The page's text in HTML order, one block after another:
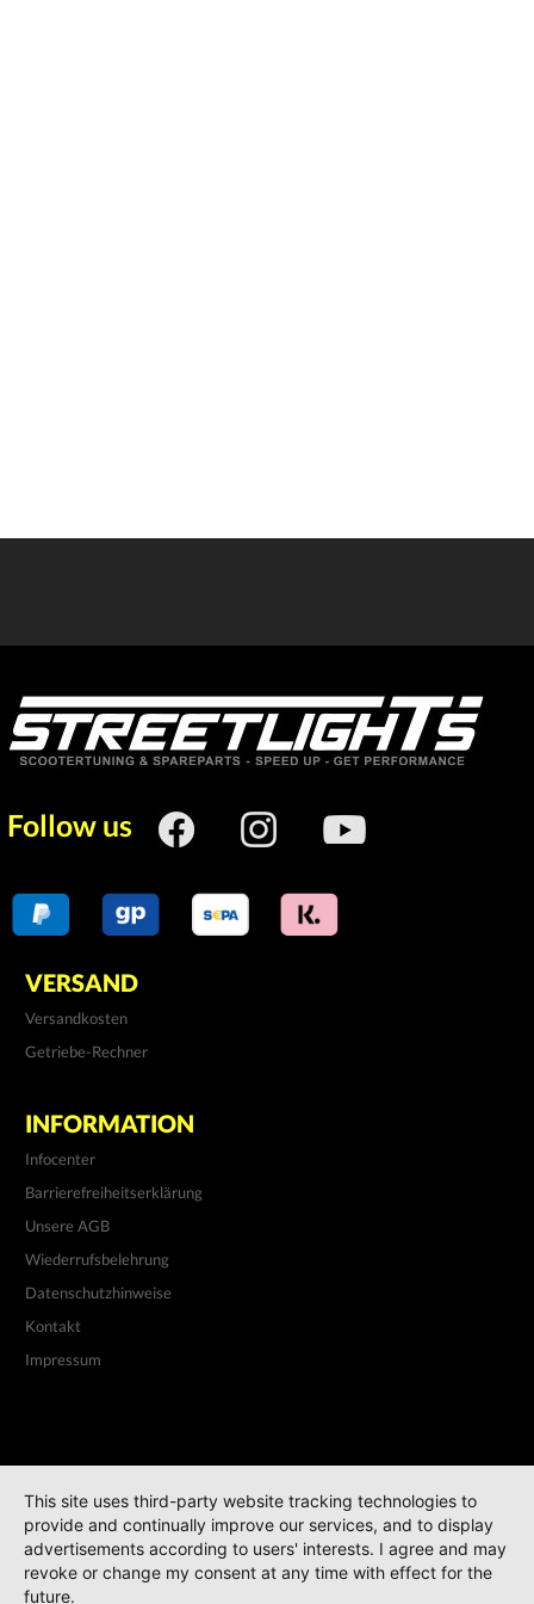
Follow us
VERSAND
Versandkosten
Getriebe-Rechner
INFORMATION
Infocenter
Barrierefreiheitserklärung
Unsere AGB
Wiederrufsbelehrung
Datenschutzhinweise
Kontakt
Impressum
This site uses third-party website tracking technologies to
provide and continually improve our services, and to display
advertisements according to users' interests. I agree and may
revoke or change my consent at any time with effect for the
future.